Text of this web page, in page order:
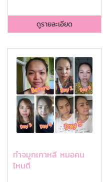
ดูรายละเอียด
ทําจมูกเกาหลี หมอคน
ไหนดี